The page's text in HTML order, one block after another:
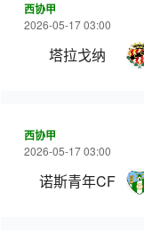
西协甲
2026-05-17 03:00
塔拉戈纳
西协甲
2026-05-17 03:00
诺斯青年CF